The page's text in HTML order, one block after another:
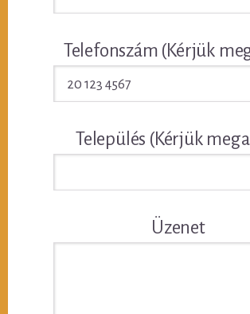
Telefonszám (Kérjük
Település (Kérjük
Üzenet